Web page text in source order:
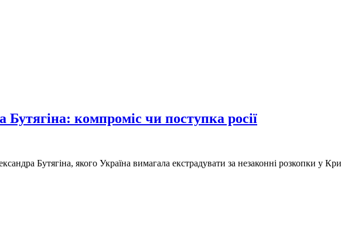
компроміс чи поступка росії
Бутягіна, якого Україна вимагала екстрадувати за незаконні розкопки у